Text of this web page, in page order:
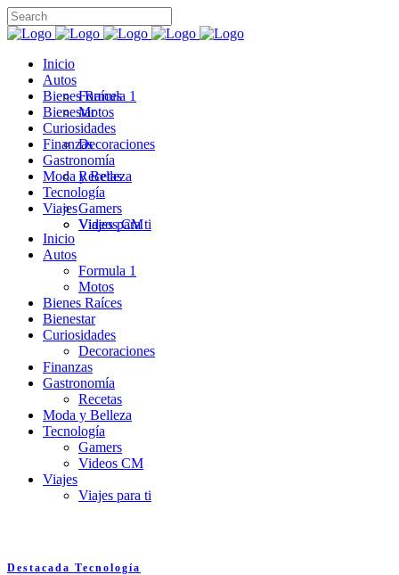
Inicio
Autos
Formula 1
Motos
Bienes Raíces
Bienestar
Curiosidades
Decoraciones
Finanzas
Gastronomía
Recetas
Moda y Belleza
Tecnología
Gamers
Videos CM
Viajes
Viajes para ti
Inicio
Autos
Formula 1
Motos
Bienes Raíces
Bienestar
Curiosidades
Decoraciones
Finanzas
Gastronomía
Recetas
Moda y Belleza
Tecnología
Gamers
Videos CM
Viajes
Viajes para ti
Destacada Tecnología